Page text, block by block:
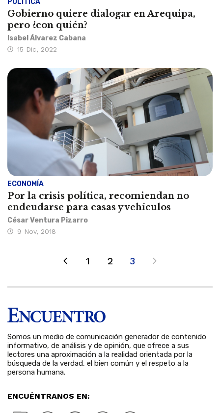
POLÍTICA
Gobierno quiere dialogar en Arequipa,
pero ¿con quién?
Isabel Álvarez Cabana
15 Dic, 2022
ECONOMÍA
Por la crisis política, recomiendan no
endeudarse para casas y vehículos
César Ventura Pizarro
9 Nov, 2018
1 2 3
Somos un medio de comunicación generador de contenido
informativo, de análisis y de opinión, que ofrece a sus
lectores una aproximación a la realidad orientada por la
búsqueda de la verdad, el bien común y el respeto a la
persona humana.
ENCUÉNTRANOS EN: